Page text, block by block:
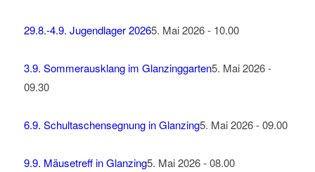
29.8.-4.9. Jugendlager 20265. Mai 2026 - 10.00
3.9. Sommerausklang im Glanzinggarten5. Mai 2026 -
09.30
6.9. Schultaschensegnung in Glanzing5. Mai 2026 - 09.00
9.9. Mäusetreff in Glanzing5. Mai 2026 - 08.00